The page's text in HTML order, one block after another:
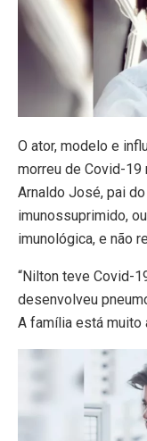
O ator, modelo e
morreu de Covid-19
Arnaldo José, pai
imunossuprimido,
imunológica, e não
“Nilton teve Covid-
desenvolveu
A família está muito